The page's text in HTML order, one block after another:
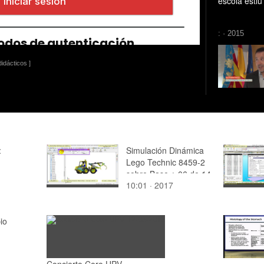
]
: · 2015
Simulación Dinámica
Lego Technic 8459-2
sobre Base ¿ 06 de 14
10:01 · 2017